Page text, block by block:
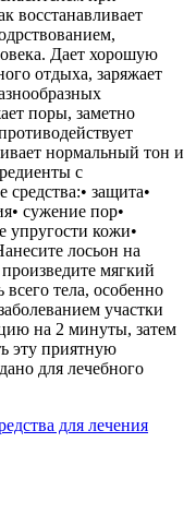
восстанавливает
Дает хорошую
отдыха, заряжает
поры, заметно
нормальный тон и
с
защита•
сужение пор•
упругости кожи•
лосьон на
мягкий
тела, особенно
участки
на 2 минуты, затем
эту приятную
для лечебного
для лечения